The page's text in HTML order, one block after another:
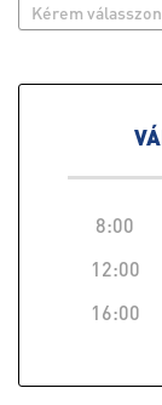
Kérem
8:00
12:00
16:00